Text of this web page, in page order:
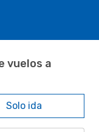
vuelos a
Solo ida